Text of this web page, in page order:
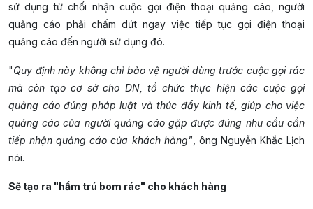
sử dụng từ chối nhận cuộc gọi điện thoại quảng cáo, người
quảng cáo phải chấm dứt ngay việc tiếp tục gọi điện thoại
quảng cáo đến người sử dụng đó.
"Quy định này không chỉ bảo vệ người dùng trước cuộc gọi rác
mà còn tạo cơ sở cho DN, tổ chức thực hiện các cuộc gọi
quảng cáo đúng pháp luật và thúc đẩy kinh tế, giúp cho việc
quảng cáo của người quảng cáo gặp được đúng nhu cầu cần
tiếp nhận quảng cáo của khách hàng" , ông Nguyễn Khắc Lịch
nói.
Sẽ tạo ra "hầm trú bom rác" cho khách hàng